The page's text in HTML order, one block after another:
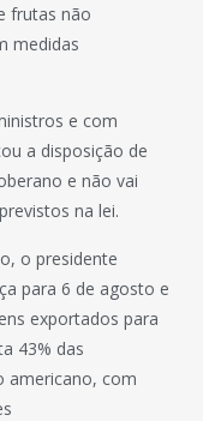
frutas não
medidas
e com
a disposição de
e não vai
na lei.
o presidente
para 6 de agosto e
exportados para
43% das
americano, com